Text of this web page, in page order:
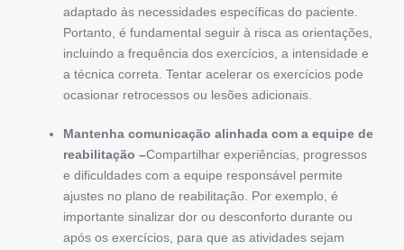
adaptado às necessidades específicas do paciente.
Portanto, é fundamental seguir à risca as orientações,
incluindo a frequência dos exercícios, a intensidade e
a técnica correta. Tentar acelerar os exercícios pode
ocasionar retrocessos ou lesões adicionais.
Mantenha comunicação alinhada com a equipe de
reabilitação –Compartilhar experiências, progressos
e dificuldades com a equipe responsável permite
ajustes no plano de reabilitação. Por exemplo, é
importante sinalizar dor ou desconforto durante ou
após os exercícios, para que as atividades sejam